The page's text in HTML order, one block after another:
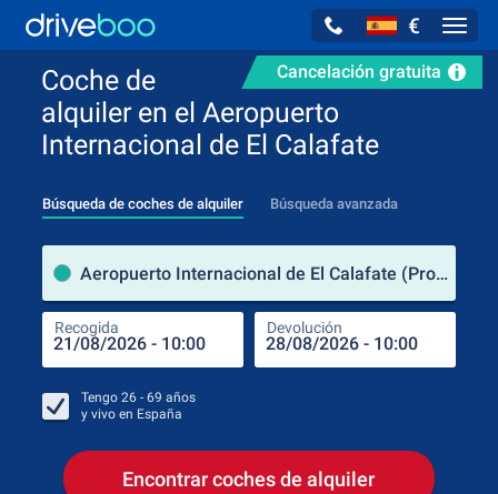
€
Cancelación gratuita
Coche de
alquiler en el Aeropuerto
Internacional de El Calafate
Búsqueda de coches de alquiler Búsqueda avanzada
Aeropuerto Internacional de El Calafate (Provincia de Santa Cruz / Argentina)
Recogida Devolución
Tengo 26 - 69 años
y vivo en España
Encontrar coches de alquiler